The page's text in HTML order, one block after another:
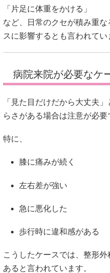
「片足に体重をかける」
など、日常のクセが積み重
スに影響するとも言われてい
病院来院が必要なケ
「見た目だけだから大丈夫
らさがある場合は注意が必要
特に、
膝に痛みが続く
左右差が強い
急に悪化した
歩行時に違和感がある
こうしたケースでは、整形
あると言われています。